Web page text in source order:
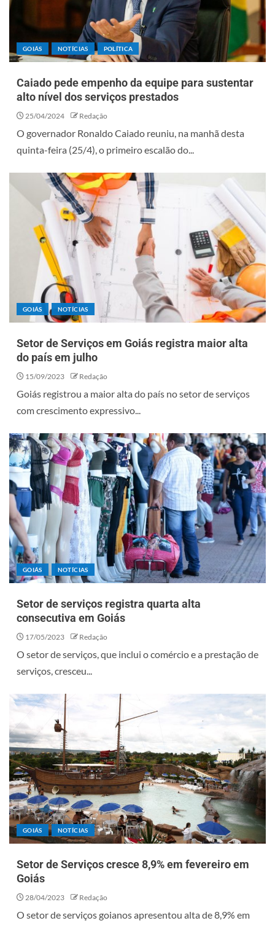
GOIÁS NOTÍCIAS POLÍTICA
Caiado pede empenho da equipe para sustentar
alto nível dos serviços prestados
25/04/2024 Redação
O governador Ronaldo Caiado reuniu, na manhã desta
quinta-feira (25/4), o primeiro escalão do...
GOIÁS NOTÍCIAS
Setor de Serviços em Goiás registra maior alta
do país em julho
15/09/2023 Redação
Goiás registrou a maior alta do país no setor de serviços
com crescimento expressivo...
GOIÁS NOTÍCIAS
Setor de serviços registra quarta alta
consecutiva em Goiás
17/05/2023 Redação
O setor de serviços, que inclui o comércio e a prestação de
serviços, cresceu...
GOIÁS NOTÍCIAS
Setor de Serviços cresce 8,9% em fevereiro em
Goiás
28/04/2023 Redação
O setor de serviços goianos apresentou alta de 8,9% em